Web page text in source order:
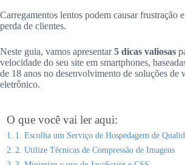
Carregamentos lentos podem causar frustração
perda de clientes.
Neste guia, vamos apresentar5 dicas valiosas
velocidade do seu site em smartphones,
de 18 anos no desenvolvimento de soluções de
eletrônico.
O que você vai ler aqui:
1. Escolha um Serviço de Hospedagem de
2. Utilize Técnicas de Compressão de Imagens